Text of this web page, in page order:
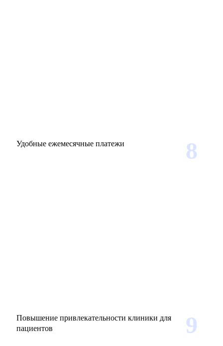
8
Удобные ежемесячные платежи
9
Повышение привлекательности клиники для
пациентов